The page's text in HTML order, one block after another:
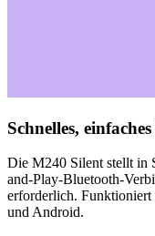
Schnelles,
Die M240 Silent stellt in
and-Play-Bluetooth-
erforderlich.
und Android.